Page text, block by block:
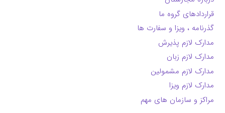
قراردادهای گروه ما
گذرنامه ، ویزا و سفارت ها
مدارک لازم پذیرش
مدارک لازم زبان
مدارک لازم مشمولین
مدارک لازم ویزا
مراکز و سازمان های مهم